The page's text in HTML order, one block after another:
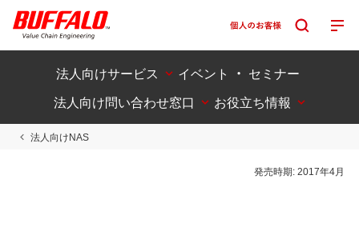
法人向けサービス
イベント ・ セミナー
法人向け問い合わせ窓口
お役立ち情報
法人向けNAS
発売時期:2017年4月